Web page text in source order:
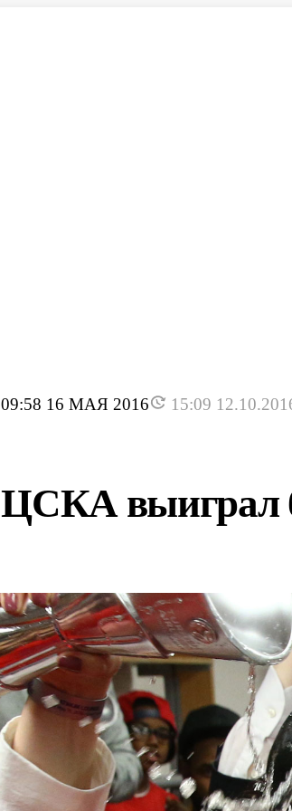
09:58 16 МАЯ 2016 15:09
ЦСКА выиграл